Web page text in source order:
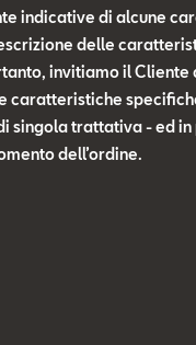
indicative di alcune
delle
invitiamo il
caratteristiche
singola trattativa - ed
dell’ordine.